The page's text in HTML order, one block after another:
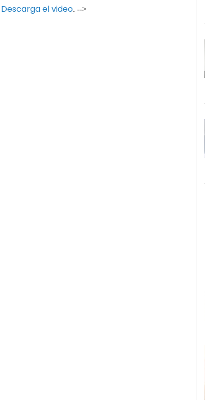
Descarga el video. -->